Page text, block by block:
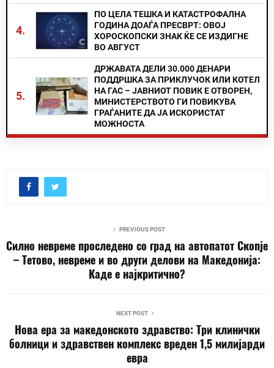
4.
ПО ЦЕЛА ТЕШКА И КАТАСТРОФАЛНА
ГОДИНА ДОАЃА ПРЕСВРТ: ОВОЈ
ХОРОСКОПСКИ ЗНАК ЌЕ СЕ ИЗДИГНЕ
ВО АВГУСТ
5.
ДРЖАВАТА ДЕЛИ 30.000 ДЕНАРИ
ПОДДРШКА ЗА ПРИКЛУЧОК ИЛИ КОТЕЛ
НА ГАС – ЈАВНИОТ ПОВИК Е ОТВОРЕН,
МИНИСТЕРСТВОТО ГИ ПОВИКУВА
ГРАЃАНИТЕ ДА ЈА ИСКОРИСТАТ
МОЖНОСТА
PREVIOUS POST
Силно невреме проследено со град на автопатот Скопје
– Тетово, невреме и во други делови на Македонија:
Каде е најкритично?
NEXT POST
Нова ера за македонското здравство: Три клинички
болници и здравствен комплекс вреден 1,5 милијарди
евра